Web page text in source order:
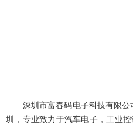
深圳市富春码电子科技有限公
圳，专业致力于汽车电子，工业